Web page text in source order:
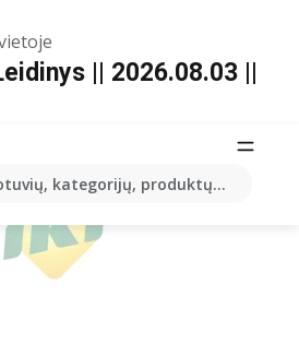
kategorijų, produktų...
|| 2026.08.03 ||